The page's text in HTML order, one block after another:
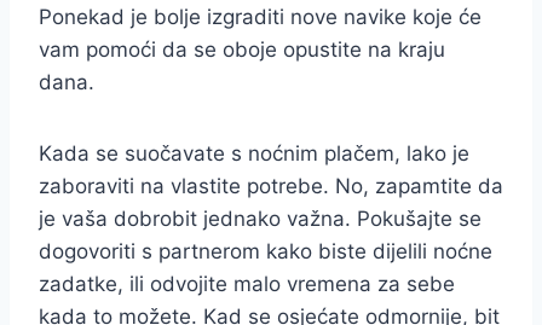
Ponekad je bolje izgraditi nove navike koje će
vam pomoći da se oboje opustite na kraju
dana.
Kada se suočavate s noćnim plačem, lako je
zaboraviti na vlastite potrebe. No, zapamtite da
je vaša dobrobit jednako važna. Pokušajte se
dogovoriti s partnerom kako biste dijelili noćne
zadatke, ili odvojite malo vremena za sebe
kada to možete. Kad se osjećate odmornije, bit